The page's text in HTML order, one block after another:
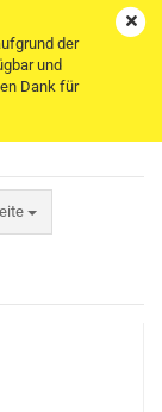
der
und
Dank für